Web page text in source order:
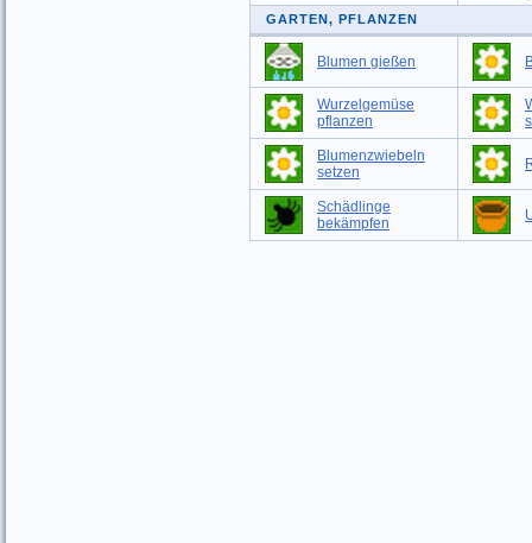
GARTEN, PFLANZEN
Blumen gießen
Wurzelgemüse
pflanzen
Blumenzwiebeln
setzen
Schädlinge
bekämpfen